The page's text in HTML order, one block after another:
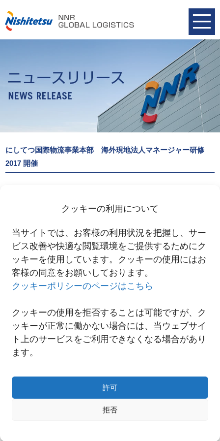
クッキーの利用について
当サイトでは、お客様の利用状況を把握し、サー
ビス改善や快適な閲覧環境をご提供するためにク
ッキーを使用しています。クッキーの使用にはお
客様の同意をお願いしております。
クッキーポリシーのページはこちら
クッキーの使用を拒否することは可能ですが、ク
ッキーが正常に働かない場合には、当ウェブサイ
ト上のサービスをご利用できなくなる場合があり
ます。
許可
拒否
にしてつ国際物流事業本部 海外現地法人マネージャー研修
2017 開催
研修を実施しました。
にしてつ国際物流事業本部 海外現地法人マネジャー研修2017開催
一覧へ